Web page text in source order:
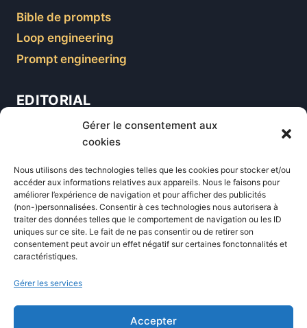
Gérer le consentement aux
cookies
Nous utilisons des technologies telles que les cookies pour stocker et/ou
accéder aux informations relatives aux appareils. Nous le faisons pour
améliorer l’expérience de navigation et pour afficher des publicités
(non-)personnalisées. Consentir à ces technologies nous autorisera à
traiter des données telles que le comportement de navigation ou les ID
uniques sur ce site. Le fait de ne pas consentir ou de retirer son
consentement peut avoir un effet négatif sur certaines fonctonnalités et
caractéristiques.
Gérer les services
Accepter
Bible de prompts
Loop engineering
Prompt engineering
EDITORIAL
Formations
Newsletter
Équipe éditoriale
Politique éditoriale
Méthodologie de test
Transparence et affiliation
CritiquePlus dans les médias